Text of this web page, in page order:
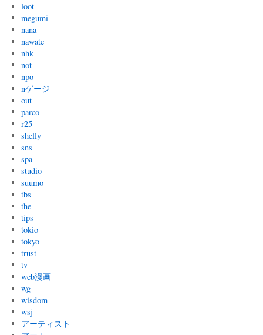
loot
megumi
nana
nawate
nhk
not
npo
nゲージ
out
parco
r25
shelly
sns
spa
studio
suumo
tbs
the
tips
tokio
tokyo
trust
tv
web漫画
wg
wisdom
wsj
アーティスト